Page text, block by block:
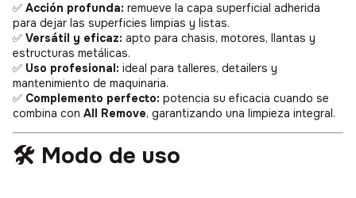
✅ Acción profunda: remueve la capa superficial adherida
para dejar las superficies limpias y listas.
✅ Versátil y eficaz: apto para chasis, motores, llantas y
estructuras metálicas.
✅ Uso profesional: ideal para talleres, detailers y
mantenimiento de maquinaria.
✅ Complemento perfecto: potencia su eficacia cuando se
combina con All Remove, garantizando una limpieza integral.
🛠️ Modo de uso